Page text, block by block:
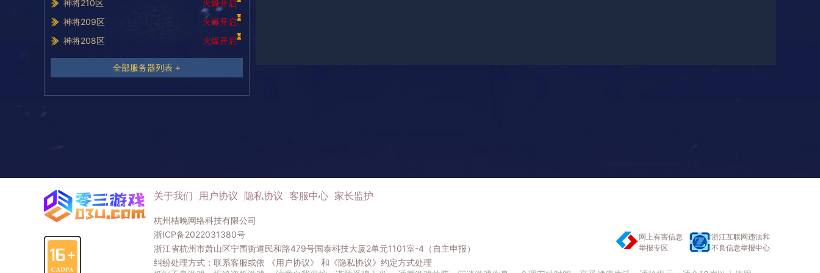
神将210区 火爆开启
神将209区 火爆开启H
神将208区 火爆开启H
全部服务器列表 +
关于我们 用户协议 隐私协议 客服中心 家长监护
杭州桔晚网络科技有限公司
浙ICP备2022031380号
浙江省杭州市萧山区宁围街道民和路479号国泰科技大厦2单元1101室-4（自主申报）
纠纷处理方式：联系客服或依
《用户协议》 和 《隐私协议》 约定方式处理
网上有害信息
举报专区
浙江互联网违法和
不良信息举报中心